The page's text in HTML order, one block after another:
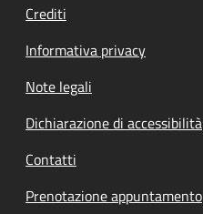
Crediti
Informativa privacy
Note legali
Dichiarazione di accessibilità
Contatti
Prenotazione appuntamento